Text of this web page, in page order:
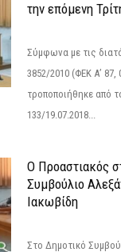
την επόμενη
Σύμφωνα με τις
3852/2010 (ΦΕΚ Α’ 87,
τροποποιήθηκε από
133/19.07.2018...
Ο Προαστιακός
Συμβούλιο
Ιακωβίδη
Στο Δημοτικό